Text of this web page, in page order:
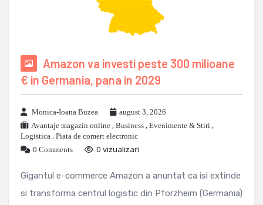
Amazon va investi peste 300 milioane
€ in Germania, pana in 2029
Monica-Ioana Buzea
august 3, 2026
Avantaje magazin online , Business , Evenimente & Stiri ,
Logistica , Piata de comert electronic
0 Comments
0 vizualizari
Gigantul e-commerce Amazon a anuntat ca isi extinde
si transforma centrul logistic din Pforzheim (Germania)